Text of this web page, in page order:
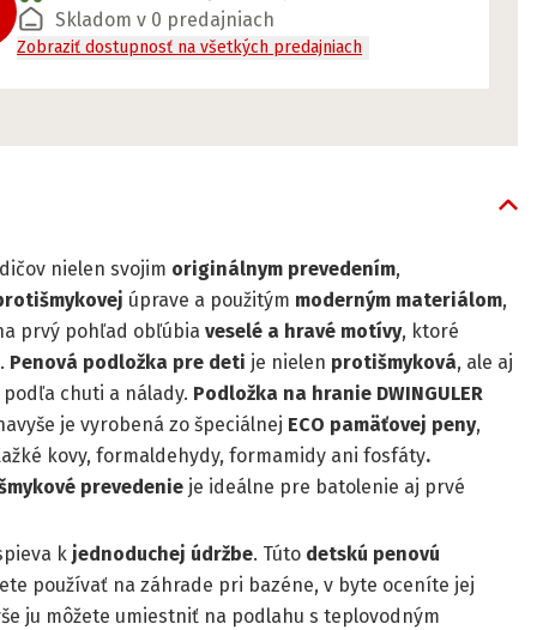
Skladom v 0 predajniach
Zobraziť dostupnosť na všetkých predajniach
nielen svojim originálnym prevedením,
úprave a použitým moderným materiálom,
prvý pohľad obľúbia veselé a hravé motívy, ktoré
. Penová podložka pre deti je nielen protišmyková, ale aj
chuti a nálady. Podložka na hranie DWINGULER
je vyrobená zo špeciálnej ECO pamäťovej peny,
kovy, formaldehydy, formamidy ani fosfáty.
prevedenie je ideálne pre batolenie aj prvé
k jednoduchej údržbe. Túto detskú penovú
používať na záhrade pri bazéne, v byte oceníte jej
ju môžete umiestniť na podlahu s teplovodným